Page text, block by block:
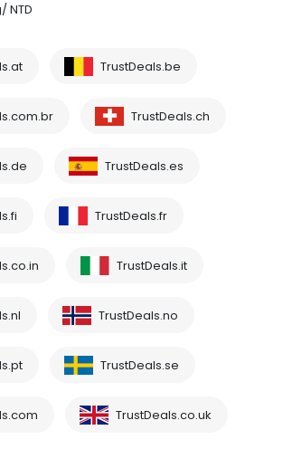
NTD
TrustDeals.be
TrustDeals.ch
TrustDeals.es
TrustDeals.fr
TrustDeals.it
TrustDeals.no
TrustDeals.se
TrustDeals.co.uk